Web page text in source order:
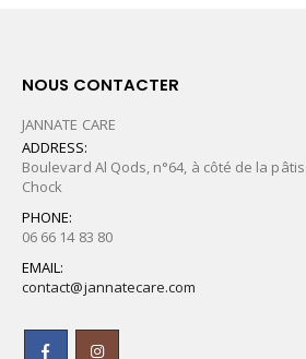
NOUS CONTACTER
JANNATE CARE
ADDRESS:
Boulevard Al Qods, n°64, à côté de la
Chock
PHONE:
06 66 14 83 80
EMAIL:
contact@jannatecare.com